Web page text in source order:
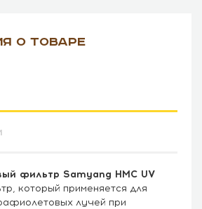
О ТОВАРЕ
фильтр Samyang HMC UV
который применяется для
лучей при